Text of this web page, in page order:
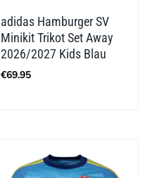
adidas Hamburger SV
Minikit Trikot Set Away
2026/2027 Kids Blau
€69.95